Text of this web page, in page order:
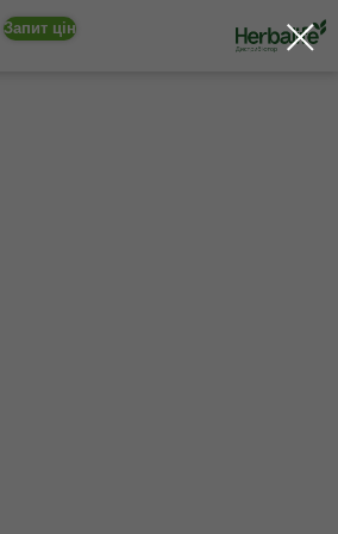
Запит цін